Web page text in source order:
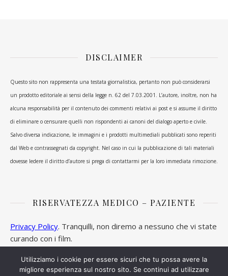
DISCLAIMER
Questo sito non rappresenta una testata giornalistica, pertanto non può considerarsi
un prodotto editoriale ai sensi della legge n. 62 del 7.03.2001. L’autore, inoltre, non ha
alcuna responsabilità per il contenuto dei commenti relativi ai post e si assume il diritto
di eliminare o censurare quelli non rispondenti ai canoni del dialogo aperto e civile.
Salvo diversa indicazione, le immagini e i prodotti multimediali pubblicati sono reperiti
dal Web e contrassegnati da copyright. Nel caso in cui la pubblicazione di tali materiali
dovesse ledere il diritto d’autore si prega di contattarmi per la loro immediata rimozione.
RISERVATEZZA MEDICO – PAZIENTE
Privacy Policy. Tranquilli, non diremo a nessuno che vi state
curando con i film.
Utilizziamo i cookie per essere sicuri che tu possa avere la
migliore esperienza sul nostro sito. Se continui ad utilizzare